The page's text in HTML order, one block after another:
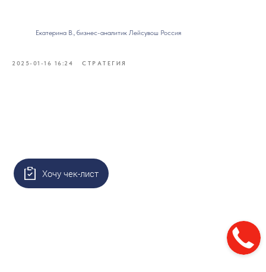
Екатерина В., бизнес-аналитик Лейсувош Россия
2025-01-16 16:24 СТРАТЕГИЯ
Хочу чек-лист